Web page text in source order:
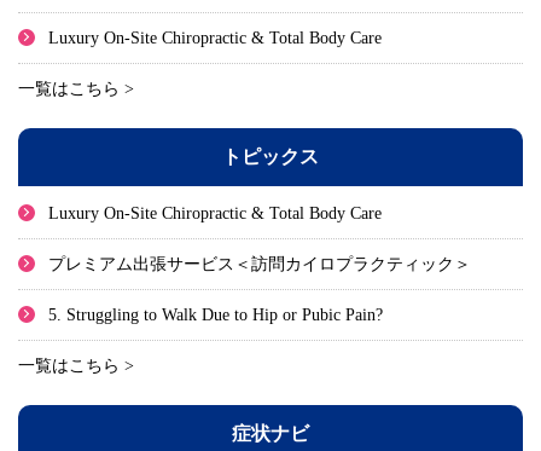
Luxury On-Site Chiropractic & Total Body Care
一覧はこちら >
トピックス
Luxury On-Site Chiropractic & Total Body Care
プレミアム出張サービス＜訪問カイロプラクティック＞
5. Struggling to Walk Due to Hip or Pubic Pain?
一覧はこちら >
症状ナビ